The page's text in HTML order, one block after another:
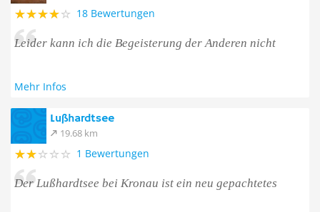
18 Bewertungen
Leider kann ich die Begeisterung der Anderen nicht
Mehr Infos
Lußhardtsee
19.68 km
1 Bewertungen
Der Lußhardtsee bei Kronau ist ein neu gepachtetes